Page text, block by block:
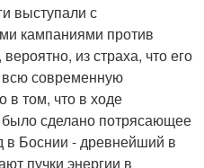
выступали с
кампаниями против
из страха, что его
всю современную
в том, что в ходе
сделано потрясающее
в Боснии - древнейший в
пучки энергии в